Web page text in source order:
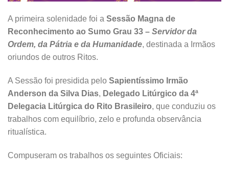
A primeira solenidade foi a Sessão Magna de
Reconhecimento ao Sumo Grau 33 – Servidor da
Ordem, da Pátria e da Humanidade, destinada a Irmãos
oriundos de outros Ritos.
A Sessão foi presidida pelo Sapientíssimo Irmão
Anderson da Silva Dias, Delegado Litúrgico da 4ª
Delegacia Litúrgica do Rito Brasileiro, que conduziu os
trabalhos com equilíbrio, zelo e profunda observância
ritualística.
Compuseram os trabalhos os seguintes Oficiais: